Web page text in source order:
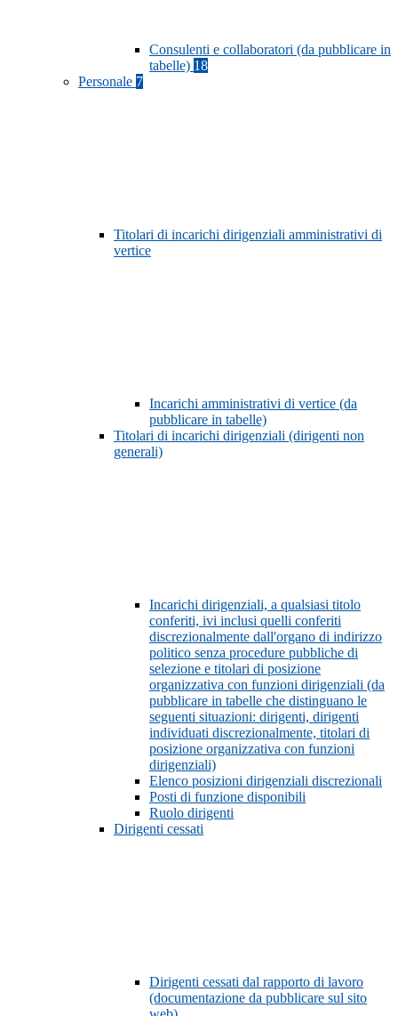
Consulenti e collaboratori (da pubblicare in
tabelle) 18
Personale 7
Titolari di incarichi dirigenziali amministrativi di
vertice
Incarichi amministrativi di vertice (da
pubblicare in tabelle)
Titolari di incarichi dirigenziali (dirigenti non
generali)
Incarichi dirigenziali, a qualsiasi titolo
conferiti, ivi inclusi quelli conferiti
discrezionalmente dall'organo di indirizzo
politico senza procedure pubbliche di
selezione e titolari di posizione
organizzativa con funzioni dirigenziali (da
pubblicare in tabelle che distinguano le
seguenti situazioni: dirigenti, dirigenti
individuati discrezionalmente, titolari di
posizione organizzativa con funzioni
dirigenziali)
Elenco posizioni dirigenziali discrezionali
Posti di funzione disponibili
Ruolo dirigenti
Dirigenti cessati
Dirigenti cessati dal rapporto di lavoro
(documentazione da pubblicare sul sito